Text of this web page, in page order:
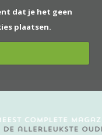
dat je het geen
plaatsen.